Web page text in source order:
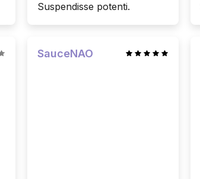
Suspendisse potenti.
SauceNAO